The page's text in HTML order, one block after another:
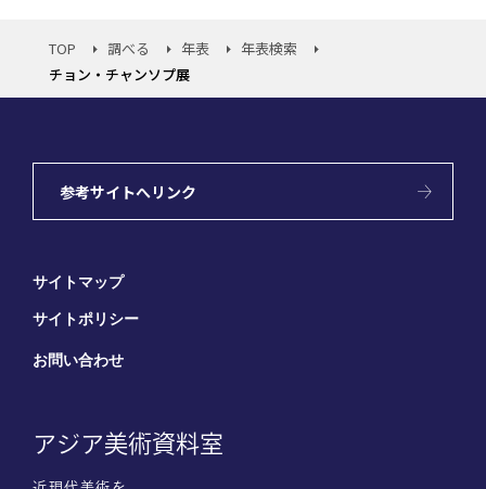
TOP 調べる 年表
年表検索
チョン・チャンソプ展
参考サイトへリンク
サイトマップ
サイトポリシー
お問い合わせ
アジア美術資料室